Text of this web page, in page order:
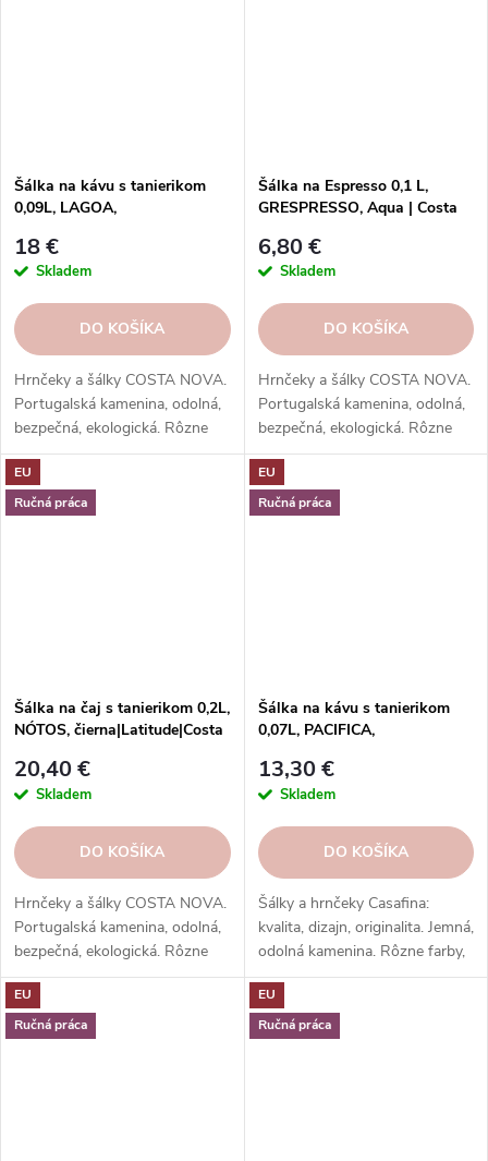
Šálka na kávu s tanierikom
0,09L, LAGOA,
18 €
Skladem
DO KOŠÍKA
Hrnčeky a šálky COSTA NOVA.
Portugalská kamenina, odolná,
bezpečná, ekologická. Rôzne
tvary, farby, vzory. Ideálne na
kávu, espresso, cappuccino,
lungo, čaj, kakao a iné.
Šálka na Espresso 0,1 L,
GRESPRESSO, Aqua | Costa
6,80 €
Skladem
DO KOŠÍKA
Hrnčeky a šálky COSTA NOVA.
Portugalská kamenina, odolná,
bezpečná, ekologická. Rôzne
tvary, farby, vzory. Ideálne na
kávu, espresso, cappuccino,
lungo, čaj, kakao a iné.
EU
Ručná práca
Šálka na čaj s tanierikom 0,2L,
NÓTOS, čierna|Latitude|Costa
20,40 €
Skladem
DO KOŠÍKA
Hrnčeky a šálky COSTA NOVA.
Portugalská kamenina, odolná,
bezpečná, ekologická. Rôzne
tvary, farby, vzory. Ideálne na
kávu, espresso, cappuccino,
lungo, čaj, kakao a iné.
EU
Ručná práca
Šálka na kávu s tanierikom
0,07L, PACIFICA,
13,30 €
Skladem
DO KOŠÍKA
Šálky a hrnčeky Casafina:
kvalita, dizajn, originalita. Jemná,
odolná kamenina. Rôzne farby,
vzory, tvary. Na každý nápoj a
príležitosť.
EU
Ručná práca
EU
Ručná práca